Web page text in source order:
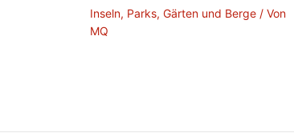
Inseln, Parks, Gärten und Berge / Von
MQ